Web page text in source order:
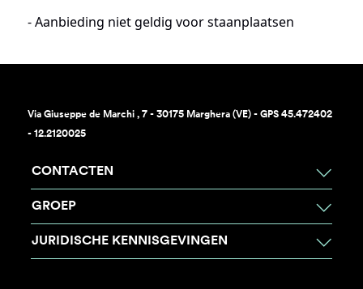
- Aanbieding niet geldig voor staanplaatsen
Via Giuseppe de Marchi , 7 - 30175 Marghera (VE) - GPS 45.472402
- 12.2120025
CONTACTEN
GROEP
JURIDISCHE KENNISGEVINGEN